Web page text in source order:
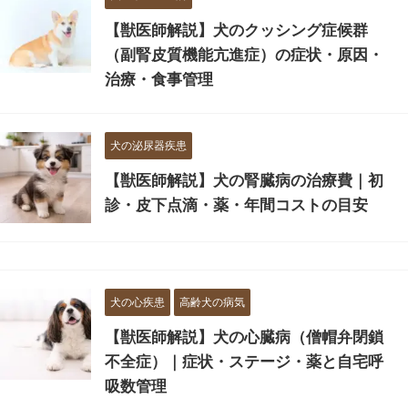
【獣医師解説】犬のクッシング症候群
（副腎皮質機能亢進症）の症状・原因・
治療・食事管理
犬の泌尿器疾患
【獣医師解説】犬の腎臓病の治療費｜初
診・皮下点滴・薬・年間コストの目安
犬の心疾患 高齢犬の病気
【獣医師解説】犬の心臓病（僧帽弁閉鎖
不全症）｜症状・ステージ・薬と自宅呼
吸数管理